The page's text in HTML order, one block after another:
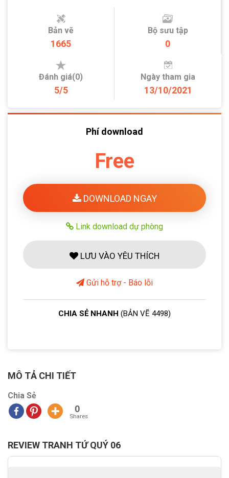
Bản vẽ
1665
Bộ sưu tập
0
Đánh giá(0)
5/5
Ngày tham gia
13/10/2021
Phí download
Free
DOWNLOAD NGAY
Link download dự phòng
LƯU VÀO YÊU THÍCH
Gửi hỗ trợ - Báo lỗi
CHIA SẺ NHANH (BẢN VẼ 4498)
MÔ TẢ CHI TIẾT
Chia Sẻ
0
Shares
REVIEW TRANH TỨ QUÝ 06